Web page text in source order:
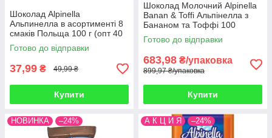
Шоколад Alpinella
Альпинелла в асортименті 8
смаків Польща 100 г (опт 40
шт)
Готово до відправки
37,99 ₴ 49,99 ₴
Купити
Шоколад Молочний Alpinella
Banan & Toffi Альпінелла з
Бананом та Тоффі 100
г Польща (19 шт/1 уп)
Готово до відправки
683,98 ₴/упаковка
899,97 ₴/упаковка
Купити
НОВИНКА –24% А К Ц И Я –24%